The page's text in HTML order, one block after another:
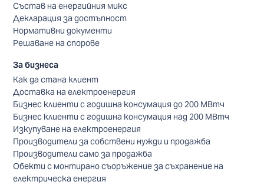
Състав на енергийния микс
Декларация за достъпност
Нормативни документи
Решаване на спорове
За бизнеса
Как да стана клиент
Доставка на електроенергия
Бизнес клиенти с годишна консумация до 200 МВтч
Бизнес клиенти с годишна консумация над 200 МВтч
Изкупуване на електроенергия
Производители за собствени нужди и продажба
Производители само за продажба
Обекти с монтирано съоръжение за съхранение на
електрическа енергия